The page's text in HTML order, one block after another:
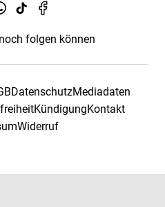
folgen können
DatenschutzMediadaten
KündigungKontakt
Widerruf